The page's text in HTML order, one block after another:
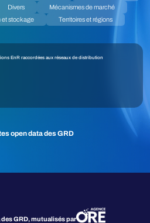
Divers
Mécanismes de marché
et stockage Territoires et régions
EnR raccordées aux réseaux de distribution
open data des GRD
GRD, mutualisés par